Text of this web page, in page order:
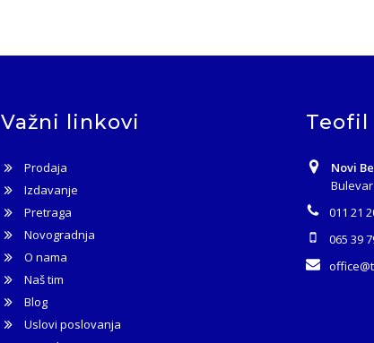
Važni linkovi
Prodaja
Izdavanje
Pretraga
Novogradnja
O nama
Naš tim
Blog
Uslovi poslovanja
Teofil
Novi
011 21
065 39